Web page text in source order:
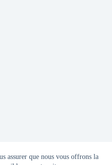
assurer que nous vous offrons la